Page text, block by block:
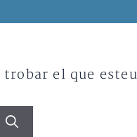
trobar el que